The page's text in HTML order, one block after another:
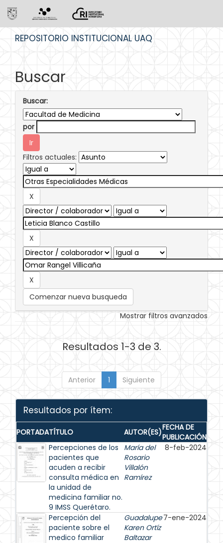
REPOSITORIO INSTITUCIONAL UAQ
Buscar
Buscar:
por
Filtros actuales:
Comenzar nueva busqueda
Mostrar filtros avanzados
Resultados 1-3 de 3.
Anterior 1 Siguiente
Resultados por ítem:
PORTADATÍTULO AUTOR(ES)FECHA DE
PUBLICACIÓN
Percepciones de los
pacientes que
acuden a recibir
consulta médica en
la unidad de
medicina familiar no.
9 IMSS Querétaro.
María del
Rosario
Villalón
Ramírez
8-feb-2024
Percepción del
paciente sobre el
medico familiar
Guadalupe
Karen Ortíz
Baltazar
7-ene-2024